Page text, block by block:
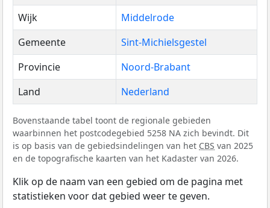
Wijk
Middelrode
Gemeente
Sint-Michielsgestel
Provincie
Noord-Brabant
Land
Nederland
Bovenstaande tabel toont de regionale gebieden
waarbinnen het postcodegebied 5258 NA zich bevindt. Dit
is op basis van de gebiedsindelingen van het CBS van 2025
en de topografische kaarten van het Kadaster van 2026.
Klik op de naam van een gebied om de pagina met
statistieken voor dat gebied weer te geven.